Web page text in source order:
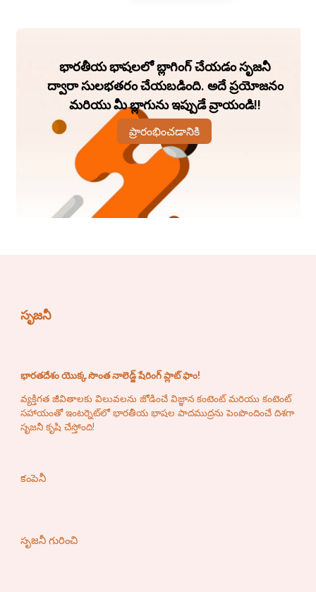
ଫୋନ୍ ନଂ -୯୩୩୭୬୧୪୩୬୩
భారతీయ భాషలలో బ్లాగింగ్ చేయడం సృజనీ
ద్వారా సులభతరం చేయబడింది. అదే ప్రయోజనం
మరియు మీ బ్లాగును ఇప్పుడే వ్రాయండి!!
ప్రారంభించడానికి
సృజనీ
భారతదేశం యొక్క సొంత నాలెడ్జ్ షేరింగ్ ప్లాట్ ఫాం!
వ్యక్తిగత జీవితాలకు విలువలను జోడించే విజ్ఞాన కంటెంట్ మరియు కంటెంట్
సహాయంతో ఇంటర్నెట్‌లో భారతీయ భాషల పాదముద్రను పెంపొందించే దిశగా
సృజనీ కృషి చేస్తోంది!
కంపెనీ
సృజనీ గురించి